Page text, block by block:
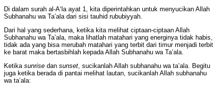
Di dalam surah al-A‘la ayat 1, kita diperintahkan untuk menyucikan Allah
Subhanahu wa Ta’ala dari sisi tauhid rububiyyah.
Dari hal yang sederhana, ketika kita melihat ciptaan-ciptaan Allah
Subhanahu wa Ta’ala, maka lihatlah matahari yang energinya tidak habis,
tidak ada yang bisa merubah matahari yang terbit dari timur menjadi terbit
ke barat maka bertasbihlah kepada Allah Subhanahu wa Ta’ala.
Ketika sunrise dan sunset, sucikanlah Allah subhanahu wa ta’ala. Begitu
juga ketika berada di pantai melihat lautan, sucikanlah Allah subhanahu
wa ta’ala: